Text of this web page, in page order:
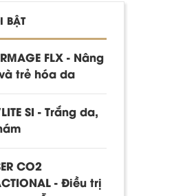
BẬT
FLX - Nâng
trẻ hóa da
SI - Trắng da,
CO2
- Điều trị